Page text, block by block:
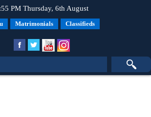
PM Thursday, 6th August
Matrimonials Classifieds